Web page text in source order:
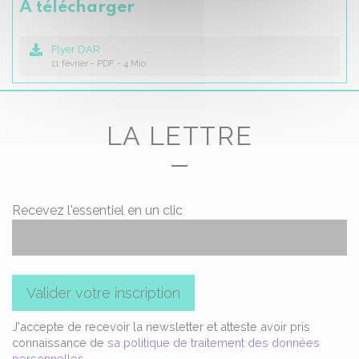
À télécharger
Flyer DAR
11 février - PDF - 4 Mio
LA LETTRE
Recevez l'essentiel en un clic
Valider votre inscription
J'accepte de recevoir la newsletter et atteste avoir pris
connaissance de sa politique de traitement des données